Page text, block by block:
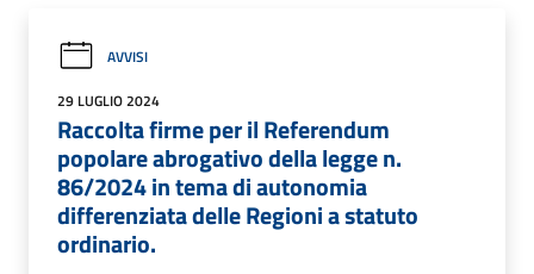
AVVISI
29 LUGLIO 2024
Raccolta firme per il Referendum
popolare abrogativo della legge n.
86/2024 in tema di autonomia
differenziata delle Regioni a statuto
ordinario.